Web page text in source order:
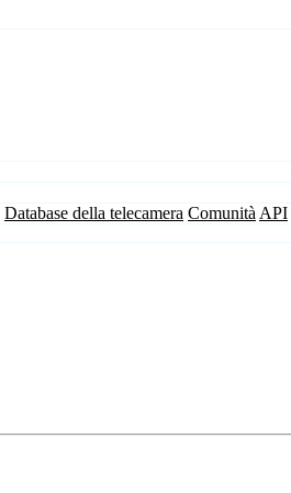
Database della telecamera Comunità API